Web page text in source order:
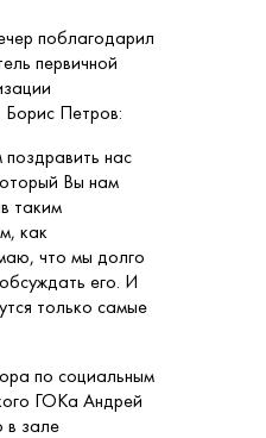
поблагодарил
первичной
Петров:
нас
Вы нам
таким
как
что мы долго
его. И
только самые
по социальным
ГОКа Андрей
в зале